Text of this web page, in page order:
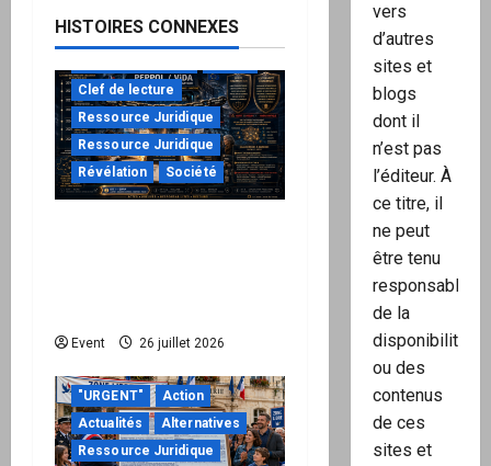
HISTOIRES CONNEXES
Clef de lecture
Ressource Juridique
Ressource Juridique
Révélation
Société
Event 26 juillet 2026
"URGENT"
Action
Actualités
Alternatives
Ressource Juridique
vers
d’autres
sites et
blogs
dont il
n’est pas
l’éditeur. À
ce titre, il
ne peut
être tenu
responsable
de la
disponibilité
ou des
contenus
de ces
sites et